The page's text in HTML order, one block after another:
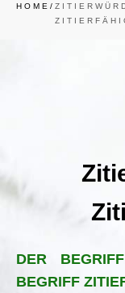
HOME/
DER
BEGRIFF